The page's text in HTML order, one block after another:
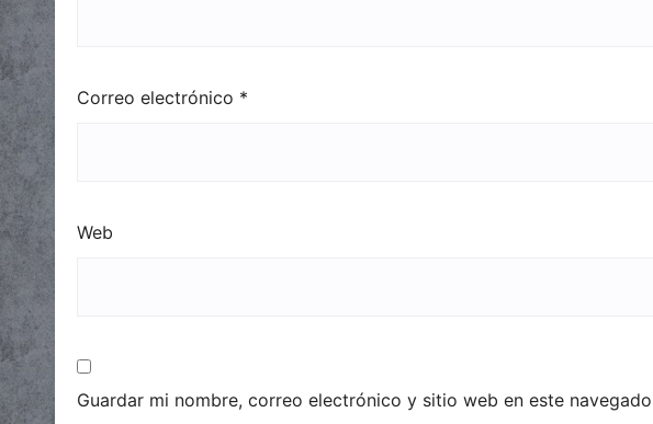
Correo electrónico *
Web
Guardar mi nombre, correo electrónico y sitio web en este